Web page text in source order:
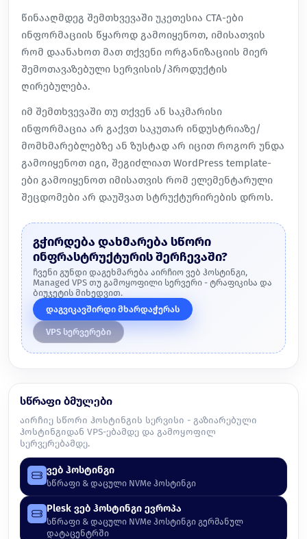
წინააღმდეგ შემთხვევაში უკეთესია CTA-ები
ინფორმაციის წყაროდ გამოიყენოთ, იმისათვის
რომ დაანახოთ მათ თქვენი ორგანიზაციის მიერ
შემოთავაზებული სერვისის/პროდუქტის
ღირებულება.
იმ შემთხვევაში თუ თქვენ ან საკმარისი
ინფორმაცია არ გაქვთ საკუთარ ინდუსტრიაზე/
მომხმარებლებზე ან ზუსტად არ იცით როგორ უნდა
გამოიყენოთ იგი, შეგიძლიათ WordPress template-
ები გამოიყენოთ იმისათვის რომ ელემენტარული
შეცდომები არ დაუშვათ სტრუქტურირების დროს.
გჭირდება დახმარება სწორი
ინფრასტრუქტურის შერჩევაში?
ჩვენი გუნდი დაგეხმარება აირჩიო ვებ ჰოსტინგი,
Managed VPS თუ გამოყოფილი სერვერი - ტრაფიკისა და
ბიუჯეტის მიხედვით.
დაგვიკავშირდი მხარდაჭერას
VPS სერვერები
სწრაფი ბმულები
აირჩიე სწორი ჰოსტინგის სერვისი - გაზიარებული
ჰოსტინგიდან VPS-ებამდე და გამოყოფილ
სერვერებამდე.
ვებ ჰოსტინგი
სწრაფი & დაცული NVMe ჰოსტინგი
Plesk ვებ ჰოსტინგი ევროპა
სწრაფი & დაცული NVMe ჰოსტინგი გერმანულ
დატაცენტრში